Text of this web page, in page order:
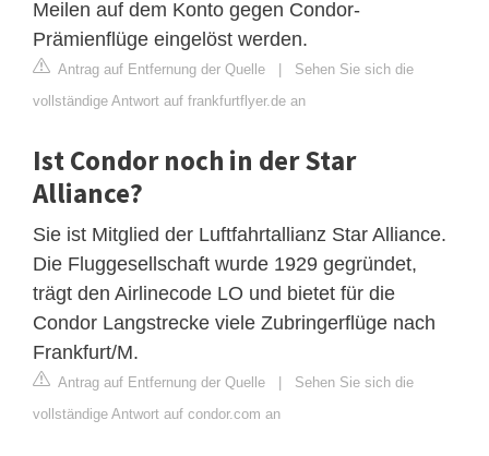
Meilen auf dem Konto gegen Condor-
Prämienflüge eingelöst werden.
Antrag auf Entfernung der Quelle
Sehen Sie sich die
vollständige Antwort auf frankfurtflyer.de an
Ist Condor noch in der Star
Alliance?
Sie ist Mitglied der Luftfahrtallianz Star Alliance.
Die Fluggesellschaft wurde 1929 gegründet,
trägt den Airlinecode LO und bietet für die
Condor Langstrecke viele Zubringerflüge nach
Frankfurt/M.
Antrag auf Entfernung der Quelle
Sehen Sie sich die
vollständige Antwort auf condor.com an